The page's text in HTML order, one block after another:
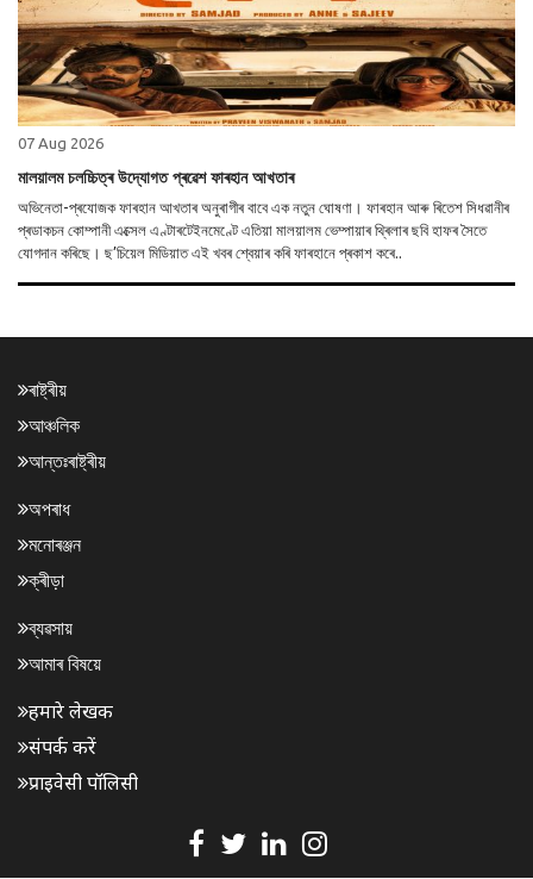
07 Aug 2026
মালয়ালম চলচ্চিত্ৰ উদ্যোগত প্ৰৱেশ ফাৰহান আখতাৰ
অভিনেতা-প্ৰযোজক ফাৰহান আখতাৰ অনুৰাগীৰ বাবে এক নতুন ঘোষণা। ফাৰহান আৰু ৰিতেশ সিধৱানীৰ
প্ৰডাকচন কোম্পানী এক্সেল এণ্টাৰটেইনমেণ্টে এতিয়া মালয়ালম ভেম্পায়াৰ থ্ৰিলাৰ ছবি হাফৰ সৈতে
যোগদান কৰিছে। ছ’চিয়েল মিডিয়াত এই খবৰ শ্বেয়াৰ কৰি ফাৰহানে প্ৰকাশ কৰে..
ৰাষ্ট্ৰীয়
আঞ্চলিক
আন্তঃৰাষ্ট্ৰীয়
অপৰাধ
মনোৰঞ্জন
ক্ৰীড়া
ব্যৱসায়
আমাৰ বিষয়ে
हमारे लेखक
संपर्क करें
प्राइवेसी पॉलिसी